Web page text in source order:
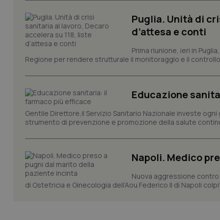
Puglia. Unità di
d’attesa e conti
Prima riunione, ieri in
Regione per rendere strutturale il monitoraggio e il
Educazione
Gentile Direttore,il Servizio Sanitario Nazionale investe
strumento di prevenzione e promozione della salute
Napoli. Medico
Nuova aggressione
di Ostetricia e Ginecologia dell’Aou Federico II di Napoli
tracking-enable
session-id
_ga